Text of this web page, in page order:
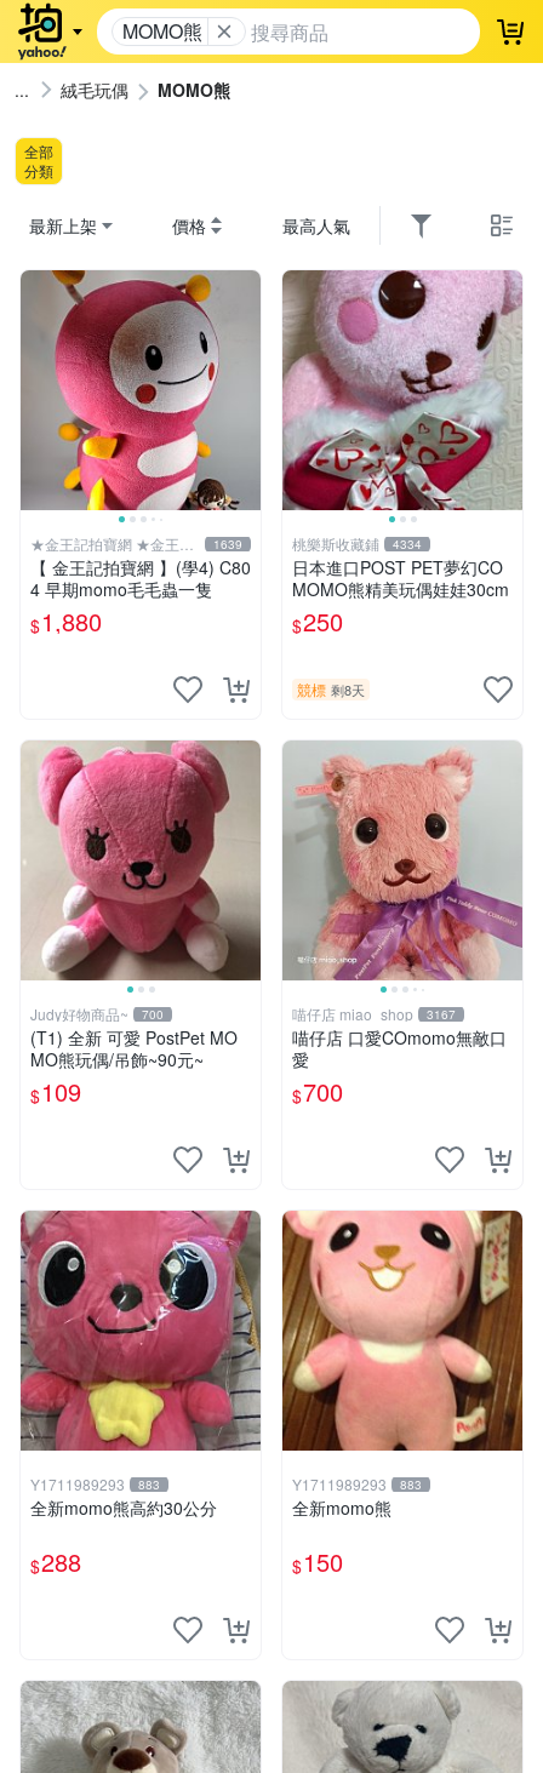
MOMO熊 登
絨毛玩偶 MOMO熊
全部
分類
最新上架 價格 最高人氣
★金王記拍寶網 ★金王記
拍寶趣
1639
【 金王記拍寶網 】(學4) C80
4 早期momo毛毛蟲一隻
$1,880
桃樂斯收藏鋪 4334
日本進口POST PET夢幻CO
MOMO熊精美玩偶娃娃30cm
$250
競標 剩8天
Judy好物商品~ 700
(T1) 全新 可愛 PostPet MO
MO熊玩偶/吊飾~90元~
$109
喵仔店 miao_shop 3167
喵仔店 口愛COmomo無敵口
愛
$700
Y1711989293 883
全新momo熊高約30公分
$288
Y1711989293 883
全新momo熊
$150